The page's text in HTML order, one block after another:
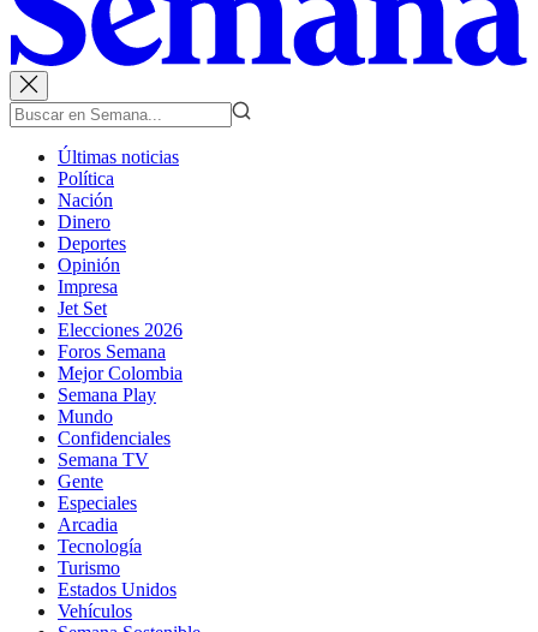
Últimas noticias
Política
Nación
Dinero
Deportes
Opinión
Impresa
Jet Set
Elecciones 2026
Foros Semana
Mejor Colombia
Semana Play
Mundo
Confidenciales
Semana TV
Gente
Especiales
Arcadia
Tecnología
Turismo
Estados Unidos
Vehículos